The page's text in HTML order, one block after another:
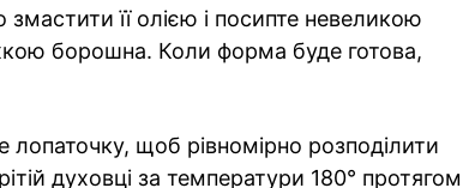
її олією і посипте невеликою
борошна. Коли форма буде готова,
лопаточку, щоб рівномірно розподілити
духовці за температури 180° протягом